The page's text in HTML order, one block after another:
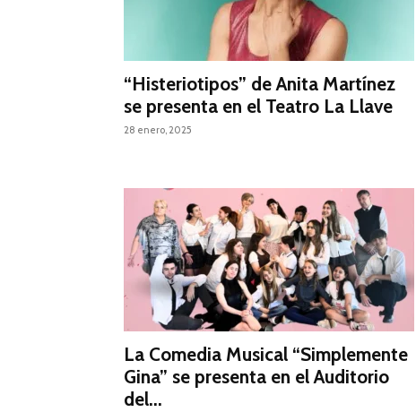
“Histeriotipos” de Anita Martínez
se presenta en el Teatro La Llave
28 enero, 2025
La Comedia Musical “Simplemente
Gina” se presenta en el Auditorio
del...